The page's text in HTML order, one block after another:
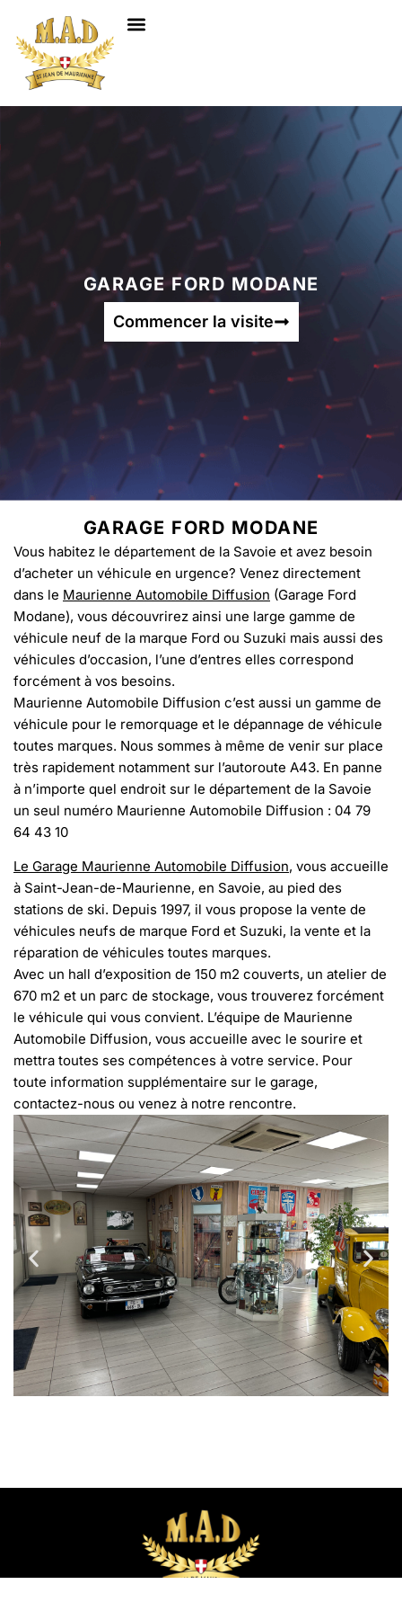
GARAGE FORD MODANE
Commencer la visite
GARAGE FORD MODANE
Vous habitez le département de la Savoie et avez besoin
d’acheter un véhicule en urgence? Venez directement
dans le Maurienne Automobile Diffusion (Garage Ford
Modane), vous découvrirez ainsi une large gamme de
véhicule neuf de la marque Ford ou Suzuki mais aussi des
véhicules d’occasion, l’une d’entres elles correspond
forcément à vos besoins.
Maurienne Automobile Diffusion c’est aussi un gamme de
véhicule pour le remorquage et le dépannage de véhicule
toutes marques. Nous sommes à même de venir sur place
très rapidement notamment sur l’autoroute A43. En panne
à n’importe quel endroit sur le département de la Savoie
un seul numéro Maurienne Automobile Diffusion : 04 79
64 43 10
Le Garage Maurienne Automobile Diffusion, vous accueille
à Saint-Jean-de-Maurienne, en Savoie, au pied des
stations de ski. Depuis 1997, il vous propose la vente de
véhicules neufs de marque Ford et Suzuki, la vente et la
réparation de véhicules toutes marques.
Avec un hall d’exposition de 150 m2 couverts, un atelier de
670 m2 et un parc de stockage, vous trouverez forcément
le véhicule qui vous convient. L’équipe de Maurienne
Automobile Diffusion, vous accueille avec le sourire et
mettra toutes ses compétences à votre service. Pour
toute information supplémentaire sur le garage,
contactez-nous ou venez à notre rencontre.